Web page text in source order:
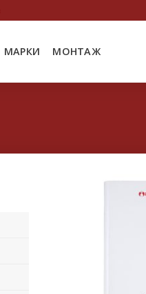
МАРКИ МОНТАЖ